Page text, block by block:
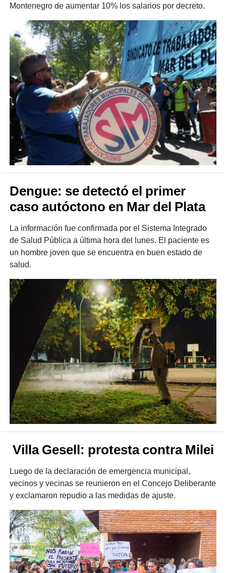
Montenegro de aumentar 10% los salarios por decreto.
Dengue: se detectó el primer
caso autóctono en Mar del Plata
La información fue confirmada por el Sistema Integrado
de Salud Pública a última hora del lunes. El paciente es
un hombre joven que se encuentra en buen estado de
salud.
Villa Gesell: protesta contra Milei
Luego de la declaración de emergencia municipal,
vecinos y vecinas se reunieron en el Concejo Deliberante
y exclamaron repudio a las medidas de ajuste.